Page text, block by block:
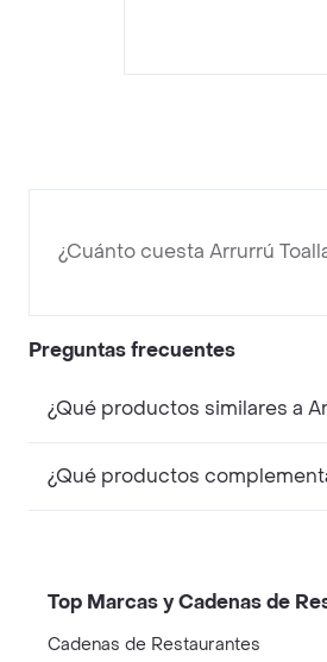
¿Cuánto cuesta Arrurrú
Preguntas frecuentes
¿Qué productos similares a
¿Qué productos
Top Marcas y Cadenas de
Cadenas de Restaurantes